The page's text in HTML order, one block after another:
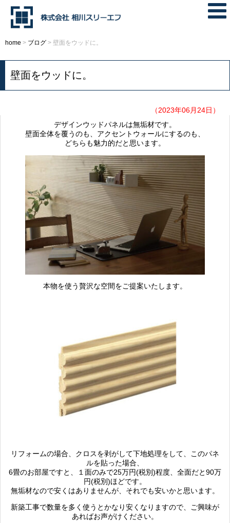
home > ブログ > 壁面をウッドに。
壁面をウッドに。
（2023年06月24日）
デザインウッドパネルは無垢材です。
壁面全体を覆うのも、アクセントウォールにするのも、
どちらも魅力的だと思います。
本物を使う贅沢な空間をご提案いたします。
リフォームの場合、クロスを剥がして下地処理をして、このパネ
ルを貼った場合、
6畳のお部屋ですと、１面のみで25万円(税別)程度、全面だと90万
円(税別)ほどです。
無垢材なので安くはありませんが、それでも安いかと思います。
新築工事で数量を多く使うとかなり安くなりますので、ご興味が
あればお声がけください。